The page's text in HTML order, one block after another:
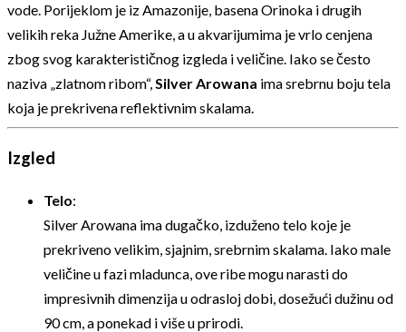
vode. Porijeklom je iz Amazonije, basena Orinoka i drugih
velikih reka Južne Amerike, a u akvarijumima je vrlo cenjena
zbog svog karakterističnog izgleda i veličine. Iako se često
naziva „zlatnom ribom“,Silver Arowana ima srebrnu boju tela
koja je prekrivena reflektivnim skalama.
Izgled
Telo:
Silver Arowana ima dugačko, izduženo telo koje je
prekriveno velikim, sjajnim, srebrnim skalama. Iako male
veličine u fazi mladunca, ove ribe mogu narasti do
impresivnih dimenzija u odrasloj dobi, dosežući dužinu od
90 cm, a ponekad i više u prirodi.